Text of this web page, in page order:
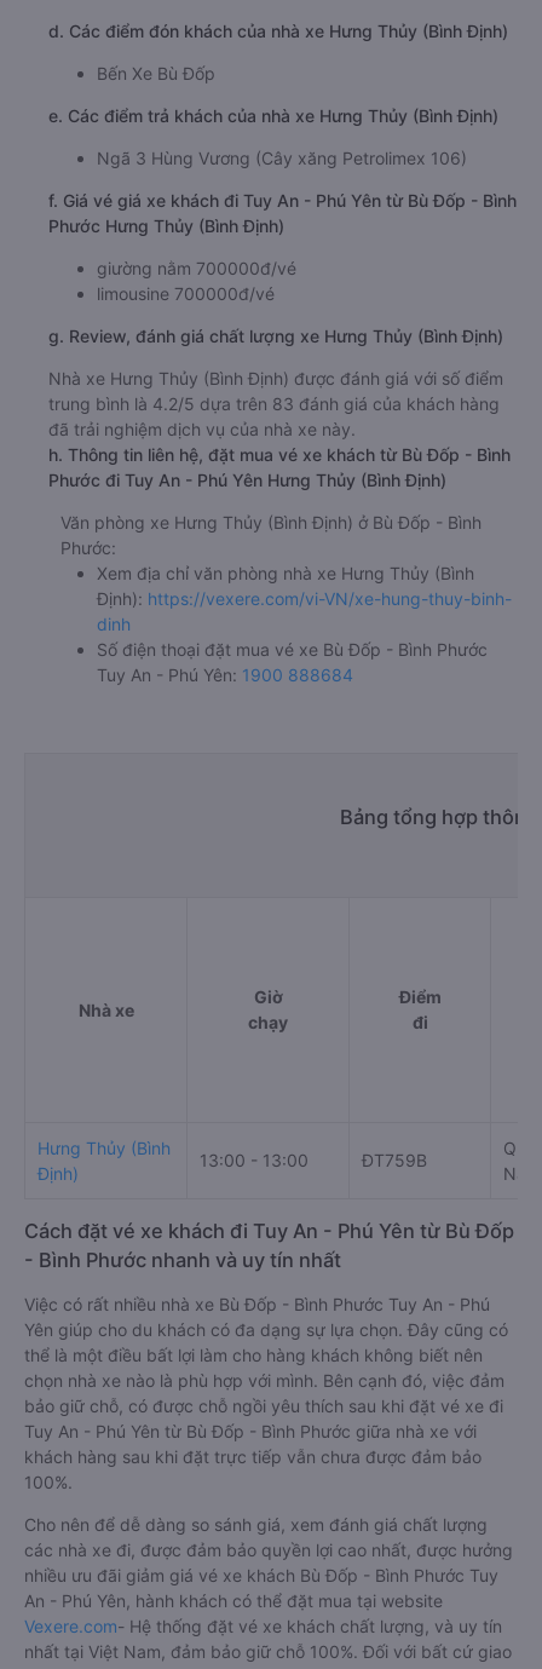
d. Các điểm đón khách của nhà xe Hưng Thủy (Bình Định)
Bến Xe Bù Đốp
e. Các điểm trả khách của nhà xe Hưng Thủy (Bình Định)
Ngã 3 Hùng Vương (Cây xăng Petrolimex 106)
f. Giá vé giá xe khách đi Tuy An - Phú Yên từ Bù Đốp - Bình
Phước Hưng Thủy (Bình Định)
giường nằm 700000đ/vé
limousine 700000đ/vé
g. Review, đánh giá chất lượng xe Hưng Thủy (Bình Định)
Nhà xe Hưng Thủy (Bình Định) được đánh giá với số điểm
trung bình là 4.2/5 dựa trên 83 đánh giá của khách hàng
đã trải nghiệm dịch vụ của nhà xe này.
h. Thông tin liên hệ, đặt mua vé xe khách từ Bù Đốp - Bình
Phước đi Tuy An - Phú Yên Hưng Thủy (Bình Định)
Văn phòng xe Hưng Thủy (Bình Định) ở Bù Đốp - Bình
Phước:
Xem địa chỉ văn phòng nhà xe Hưng Thủy (Bình
Định): https://vexere.com/vi-VN/xe-hung-thuy-binh-
dinh
Số điện thoại đặt mua vé xe Bù Đốp - Bình Phước
Tuy An - Phú Yên: 1900 888684
Bảng tổng hợp
Nhà xe
Giờ
chạy
Điểm
đi
Hưng Thủy (Bình
Định)
13:00 - 13:00 ĐT759B
Nam
Cách đặt vé xe khách đi Tuy An - Phú Yên từ Bù Đốp
- Bình Phước nhanh và uy tín nhất
Việc có rất nhiều nhà xe Bù Đốp - Bình Phước Tuy An - Phú
Yên giúp cho du khách có đa dạng sự lựa chọn. Đây cũng có
thể là một điều bất lợi làm cho hàng khách không biết nên
chọn nhà xe nào là phù hợp với mình. Bên cạnh đó, việc đảm
bảo giữ chỗ, có được chỗ ngồi yêu thích sau khi đặt vé xe đi
Tuy An - Phú Yên từ Bù Đốp - Bình Phước giữa nhà xe với
khách hàng sau khi đặt trực tiếp vẫn chưa được đảm bảo
100%.
Cho nên để dễ dàng so sánh giá, xem đánh giá chất lượng
các nhà xe đi, được đảm bảo quyền lợi cao nhất, được hưởng
nhiều ưu đãi giảm giá vé xe khách Bù Đốp - Bình Phước Tuy
An - Phú Yên, hành khách có thể đặt mua tại website
Vexere.com- Hệ thống đặt vé xe khách chất lượng, và uy tín
nhất tại Việt Nam, đảm bảo giữ chỗ 100%. Đối với bất cứ giao